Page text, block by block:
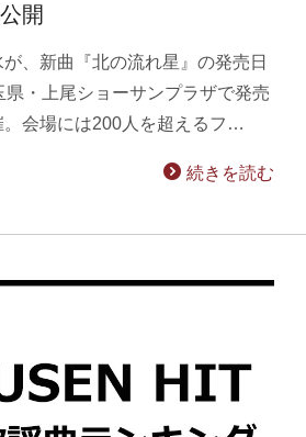
開
、新曲『北の流れ星』の発売日
県・上尾ショーサンプラザで発売
。会場には200人を超えるフ…
続きを読む